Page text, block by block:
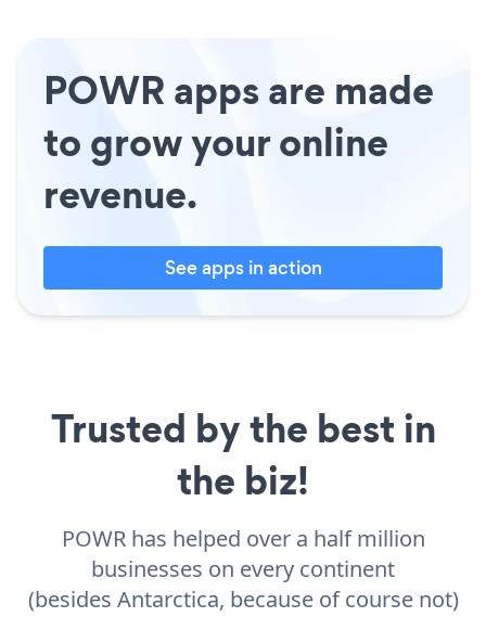
POWR apps are made
to grow your online
revenue.
See apps in action
Trusted by the best in
the biz!
POWR has helped over a half million
businesses on every continent
(besides Antarctica, because of course not)